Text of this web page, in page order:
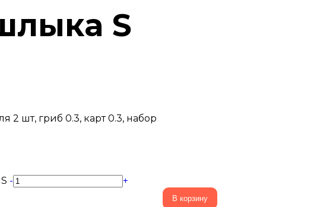
S
шт, гриб 0.3, карт 0.3, набор
- +
В корзину